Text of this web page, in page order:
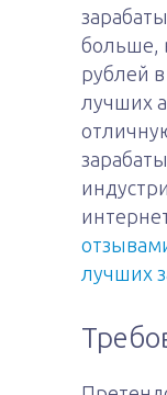
больше,
рублей
лучших
лучших